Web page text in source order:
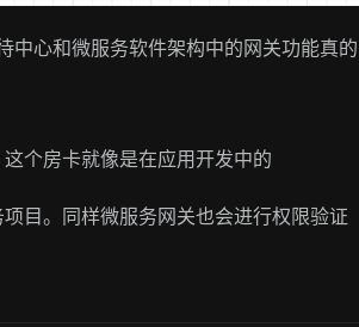
中心和微服务软件架构中的网关功能真的
个房卡就像是在应用开发中的
目。同样微服务网关也会进行权限验证